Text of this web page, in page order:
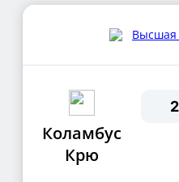
Высшая
Коламбус
Крю